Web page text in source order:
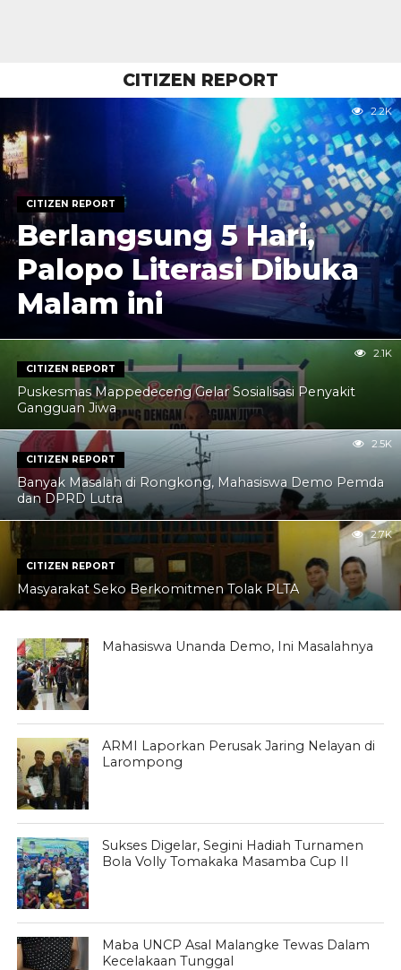
CITIZEN REPORT
CITIZEN REPORT
Berlangsung 5 Hari,
Palopo Literasi Dibuka
Malam ini
2.2K
CITIZEN REPORT
Puskesmas Mappedeceng Gelar Sosialisasi Penyakit
Gangguan Jiwa
2.1K
CITIZEN REPORT
Banyak Masalah di Rongkong, Mahasiswa Demo Pemda
dan DPRD Lutra
2.5K
CITIZEN REPORT
Masyarakat Seko Berkomitmen Tolak PLTA
2.7K
Mahasiswa Unanda Demo, Ini Masalahnya
ARMI Laporkan Perusak Jaring Nelayan di
Larompong
Sukses Digelar, Segini Hadiah Turnamen
Bola Volly Tomakaka Masamba Cup II
Maba UNCP Asal Malangke Tewas Dalam
Kecelakaan Tunggal